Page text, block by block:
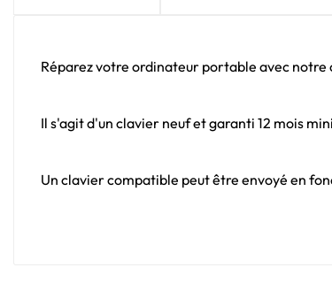
Réparez votre ordinateur portable avec notre
Il s'agit d'un clavier neuf et garanti 12 mois
Un clavier compatible peut être envoyé en